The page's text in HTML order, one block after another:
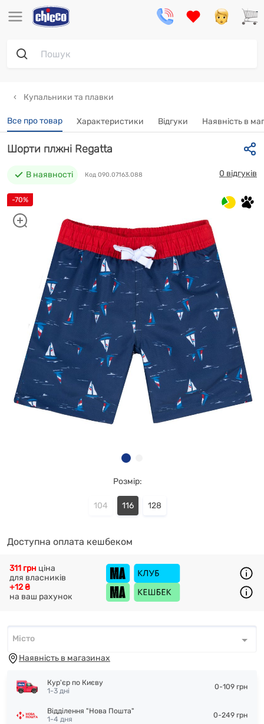
Купальники та плавки
Все про товар Характеристики Відгуки Наявність в
-70%
Шорти плжні Regatta
В наявності Код 090.07163.088 0 відгуків
Розмір:
104 116 128
Доступна оплата кешбеком
+12 ₴
на ваш рахунок
311 грн ціна
для власників
Місто*
Місто
Наявність в магазинах
Кур'єр по Києву
1-3 дні
0-109 грн
Відділення "Нова Пошта"
1-4 дня
0-249 грн